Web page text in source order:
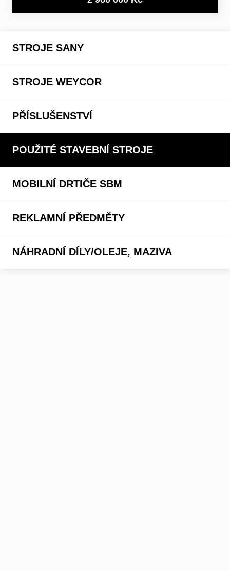
STROJE SANY
STROJE WEYCOR
PŘÍSLUŠENSTVÍ
POUŽITÉ STAVEBNÍ STROJE
MOBILNÍ DRTIČE SBM
REKLAMNÍ PŘEDMĚTY
NÁHRADNÍ DÍLY/OLEJE, MAZIVA